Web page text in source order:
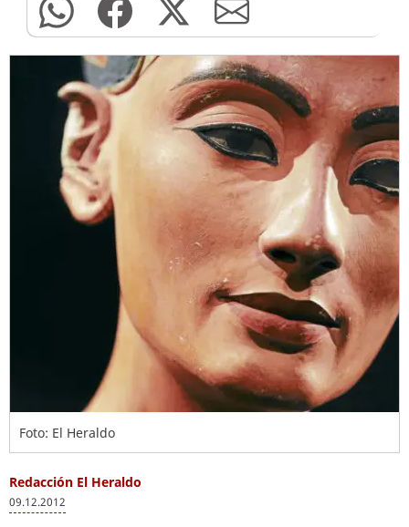
Foto: El Heraldo
Redacción El Heraldo
09.12.2012